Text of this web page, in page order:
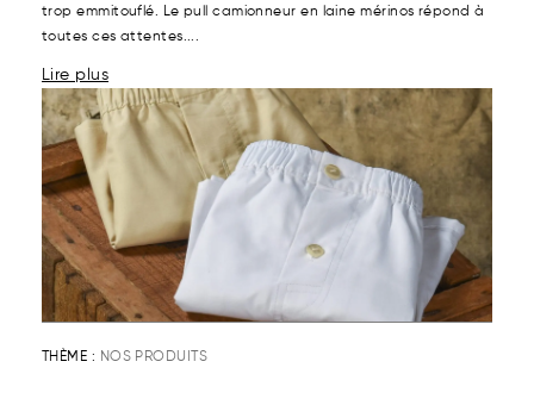
trop emmitouflé. Le pull camionneur en laine mérinos répond à
toutes ces attentes....
Lire plus
THÈME : NOS PRODUITS